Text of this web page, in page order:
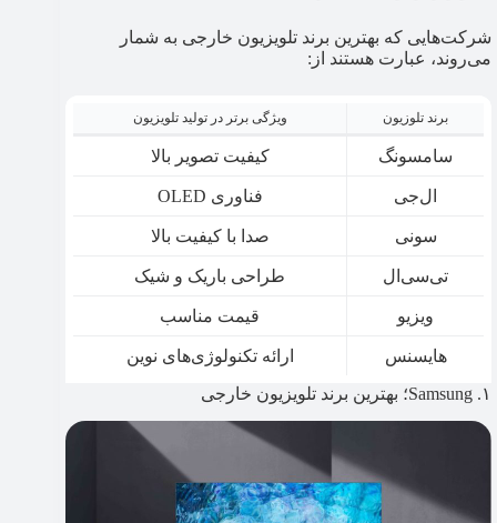
شرکت‌هایی که بهترین برند تلویزیون خارجی به شمار
می‌روند، عبارت هستند از:
برند تلوزیون ویژگی برتر در تولید تلویزیون
سامسونگ کیفیت تصویر بالا
ال‌جی فناوری OLED
سونی صدا با کیفیت بالا
تی‌سی‌ال طراحی باریک و شیک
ویزیو قیمت مناسب
هایسنس
ارائه تکنولوژی‌های نوین
۱. Samsung؛ بهترین برند تلویزیون خارجی